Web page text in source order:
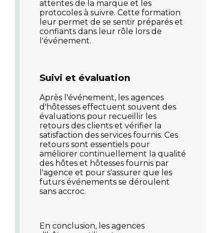
attentes de la marque et les
protocoles à suivre. Cette formation
leur permet de se sentir préparés et
confiants dans leur rôle lors de
l'événement.
Suivi et évaluation
Après l'événement, les agences
d'hôtesses effectuent souvent des
évaluations pour recueillir les
retours des clients et vérifier la
satisfaction des services fournis. Ces
retours sont essentiels pour
améliorer continuellement la qualité
des hôtes et hôtesses fournis par
l'agence et pour s'assurer que les
futurs événements se déroulent
sans accroc.
En conclusion, les agences